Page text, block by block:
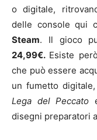
o digitale,
delle console qui
Steam. Il gioco
24,99€. Esiste
che può essere
un fumetto
Lega del Peccato
disegni preparatori